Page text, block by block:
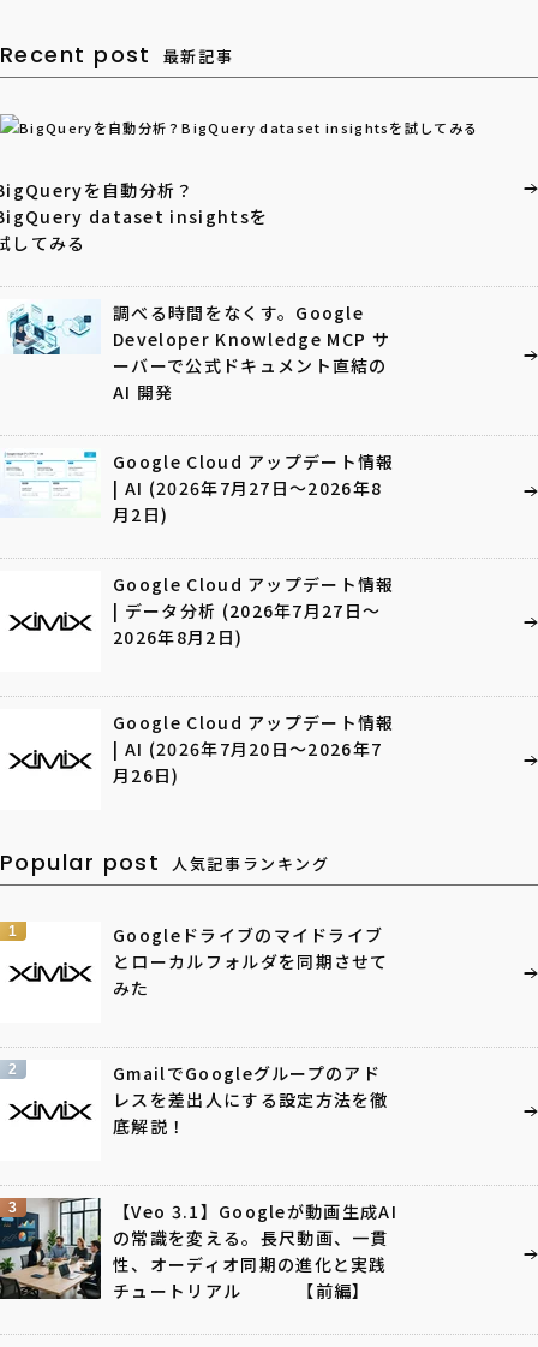
Recent post 最新記事
を自動分析？
dataset insightsを
してみる
調べる時間をなくす。Google
Developer Knowledge MCP サ
ーバーで公式ドキュメント直結の
AI 開発
Google Cloud アップデート情報
| AI (2026年7月27日〜2026年8
月2日)
Google Cloud アップデート情報
| データ分析 (2026年7月27日〜
2026年8月2日)
Google Cloud アップデート情報
| AI (2026年7月20日〜2026年7
月26日)
Popular post 人気記事ランキング
1
Googleドライブのマイドライブ
とローカルフォルダを同期させて
みた
2
GmailでGoogleグループのアド
レスを差出人にする設定方法を徹
底解説！
3
【Veo 3.1】Googleが動画生成AI
の常識を変える。長尺動画、一貫
性、オーディオ同期の進化と実践
チュートリアル 【前編】